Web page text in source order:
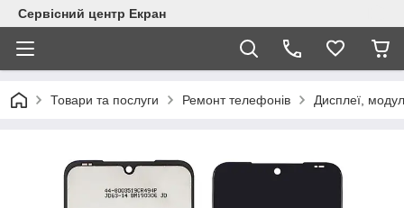
Сервісний центр Екран
Товари та послуги Ремонт телефонів Дисплеї,